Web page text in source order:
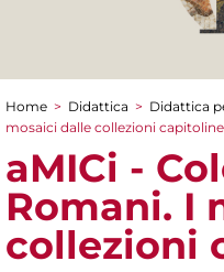
Tu sei qui
Home > Didattica > Didattica
mosaici dalle collezioni capitoline
aMICi -
Romani. I
collezioni